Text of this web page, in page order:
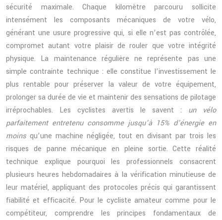
sécurité maximale. Chaque kilomètre parcouru sollicite
intensément les composants mécaniques de votre vélo,
générant une usure progressive qui, si elle n’est pas contrôlée,
compromet autant votre plaisir de rouler que votre intégrité
physique. La maintenance régulière ne représente pas une
simple contrainte technique : elle constitue l’investissement le
plus rentable pour préserver la valeur de votre équipement,
prolonger sa durée de vie et maintenir des sensations de pilotage
irréprochables. Les cyclistes avertis le savent : un vélo
parfaitement entretenu consomme jusqu’à 15% d’énergie en
moins qu’une machine négligée, tout en divisant par trois les
risques de panne mécanique en pleine sortie. Cette réalité
technique explique pourquoi les professionnels consacrent
plusieurs heures hebdomadaires à la vérification minutieuse de
leur matériel, appliquant des protocoles précis qui garantissent
fiabilité et efficacité. Pour le cycliste amateur comme pour le
compétiteur, comprendre les principes fondamentaux de